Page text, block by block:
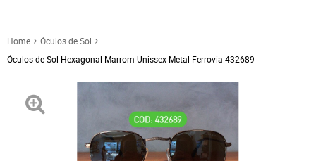
Home
Óculos de Sol
Óculos de Sol Hexagonal Marrom Unissex Metal Ferrovia 432689